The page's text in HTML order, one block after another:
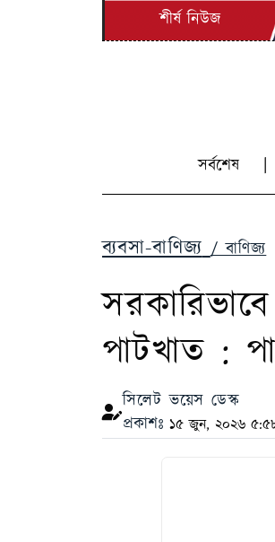
শীর্ষ নিউজ
সর্বশেষ
ব্যবসা-বাণিজ্য / বাণিজ্য
পাটখাত :
সিলেট ভয়েস ডেস্ক
প্রকাশঃ ১৫ জুন, ২০২৬